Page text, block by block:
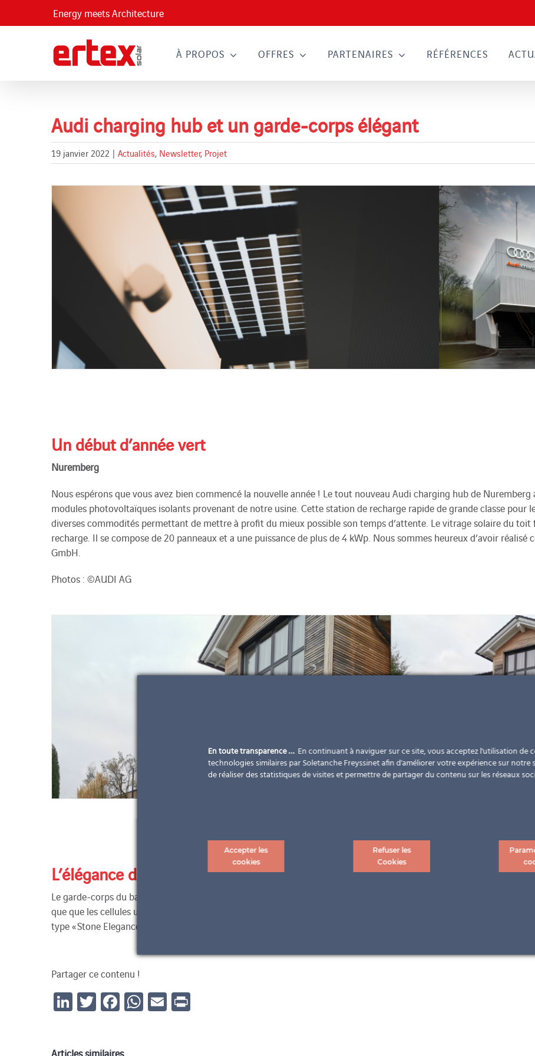
Energy meets Architecture
À PROPOS OFFRES PARTENAIRES RÉFÉRENCES
Audi charging hub et un garde-corps élégant
19 janvier 2022 | Actualités, Newsletter, Projet
Un début d’année vert
Nuremberg
Nous espérons que vous avez bien commencé la nouvelle année ! Le tout nouveau Audi charging hub de Nuremberg
modules photovoltaïques isolants provenant de notre usine. Cette station de recharge rapide de grande classe pour
diverses commodités permettant de mettre à profit du mieux possible son temps d’attente. Le vitrage solaire du
recharge. Il se compose de 20 panneaux et a une puissance de plus de 4 kWp. Nous sommes heureux d’avoir
GmbH.
Photos : ©AUDI AG
L’élégance de la pierre appliquée aux garde-corps
Le garde-corps du balcon de la famille M. a également été équipé fin 2021 de modules photovoltaïques réalisés
que que les cellules utilisées ne sont pas les traditionnelles cellules en silicium monocristallin à 5 busbars : le client
type « Stone Elegance ». 19 panneaux de deux tailles différentes, totalisant plus de 2,5 kWp, ont été installés.
Partager ce contenu !
LinkedIn
TwitterFacebook
WhatsApp
Email
En toute transparence … En continuant à naviguer sur ce site, vous acceptez l'utilisation de
technologies similaires par Soletanche Freyssinet afin d'améliorer votre expérience sur notre
de réaliser des statistiques de visites et permettre de partager du contenu sur les réseaux
Accepter les
cookies
Refuser les
Cookies